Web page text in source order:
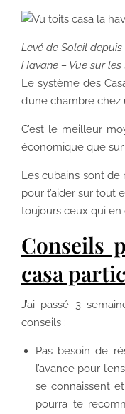
Levé de Soleil
Havane – Vue sur
Le système des
d’une chambre
C’est le meilleur
économique que
Les cubains sont
pour t’aider sur tout
toujours ceux qui
Conseils
casa
J’ai passé 3
conseils :
Pas besoin de
l’avance pour
se connaissent
pourra te